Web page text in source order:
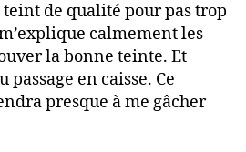
de qualité pour pas trop
calmement les
la bonne teinte. Et
en caisse. Ce
presque à me gâcher